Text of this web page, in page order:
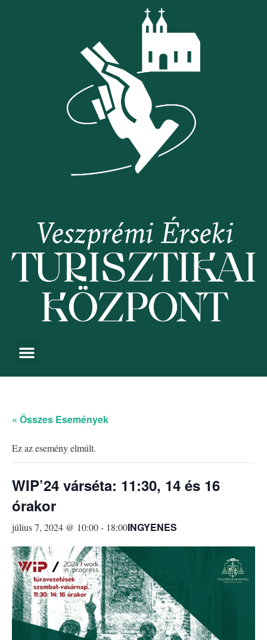
« Összes Események
Ez az esemény elmúlt.
WIP’24 várséta: 11:30, 14 és 16
órakor
július 7, 2024 @ 10:00- 18:00INGYENES